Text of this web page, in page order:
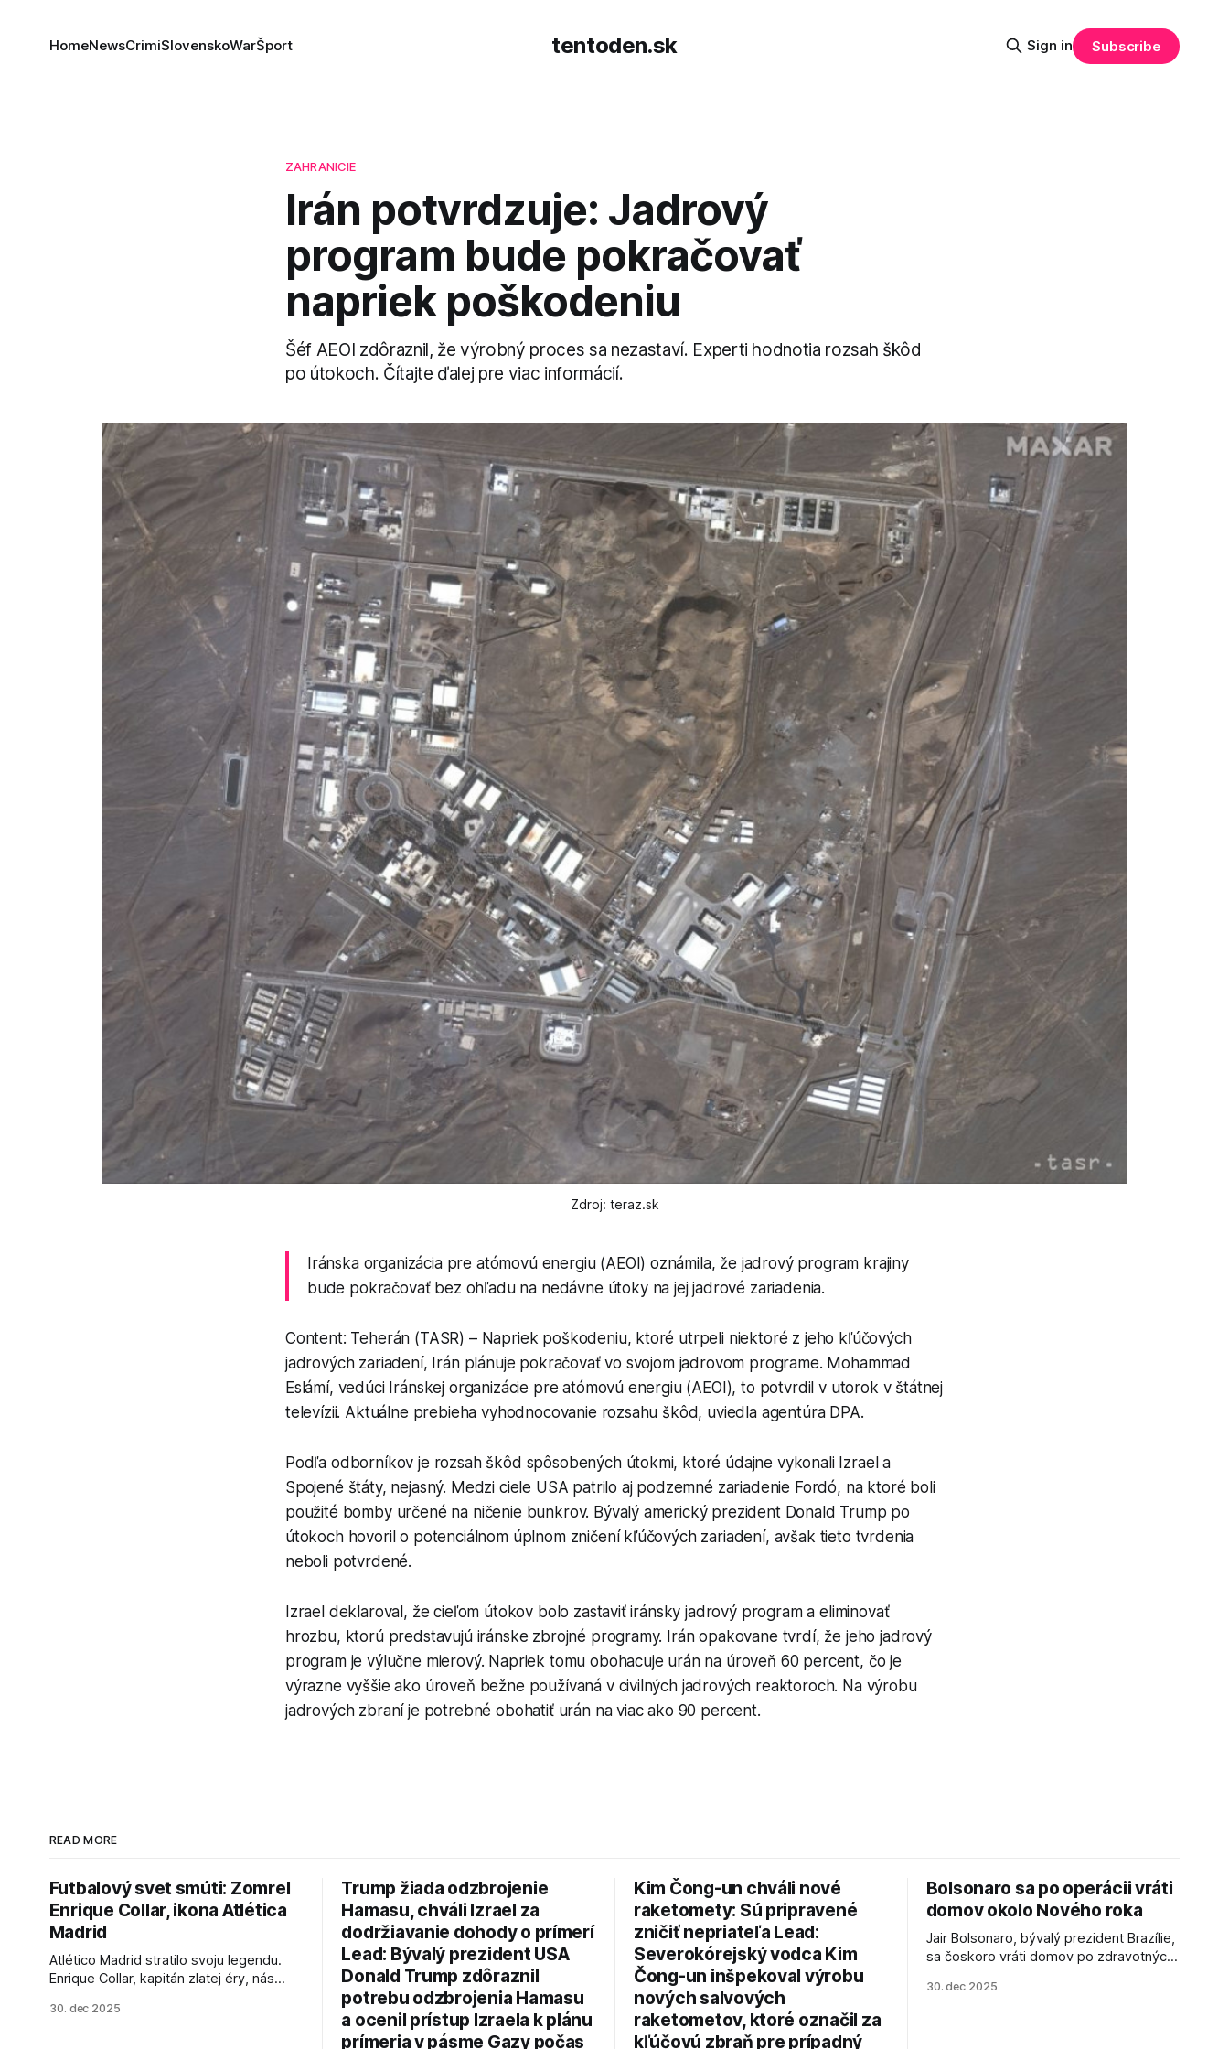
tentoden.sk
HomeNewsCrimiSlovenskoWarŠport Sign in Subscribe
ZAHRANICIE
Irán potvrdzuje: Jadrový
program bude pokračovať
napriek poškodeniu
Šéf AEOI zdôraznil, že výrobný proces sa nezastaví. Experti hodnotia rozsah škôd
po útokoch. Čítajte ďalej pre viac informácií.
Zdroj: teraz.sk
Iránska organizácia pre atómovú energiu (AEOI) oznámila, že jadrový program krajiny
bude pokračovať bez ohľadu na nedávne útoky na jej jadrové zariadenia.
Content: Teherán (TASR) – Napriek poškodeniu, ktoré utrpeli niektoré z jeho kľúčových
jadrových zariadení, Irán plánuje pokračovať vo svojom jadrovom programe. Mohammad
Eslámí, vedúci Iránskej organizácie pre atómovú energiu (AEOI), to potvrdil v utorok v štátnej
televízii. Aktuálne prebieha vyhodnocovanie rozsahu škôd, uviedla agentúra DPA.
Podľa odborníkov je rozsah škôd spôsobených útokmi, ktoré údajne vykonali Izrael a
Spojené štáty, nejasný. Medzi ciele USA patrilo aj podzemné zariadenie Fordó, na ktoré boli
použité bomby určené na ničenie bunkrov. Bývalý americký prezident Donald Trump po
útokoch hovoril o potenciálnom úplnom zničení kľúčových zariadení, avšak tieto tvrdenia
neboli potvrdené.
Izrael deklaroval, že cieľom útokov bolo zastaviť iránsky jadrový program a eliminovať
hrozbu, ktorú predstavujú iránske zbrojné programy. Irán opakovane tvrdí, že jeho jadrový
program je výlučne mierový. Napriek tomu obohacuje urán na úroveň 60 percent, čo je
výrazne vyššie ako úroveň bežne používaná v civilných jadrových reaktoroch. Na výrobu
jadrových zbraní je potrebné obohatiť urán na viac ako 90 percent.
READ MORE
Futbalový svet smúti: Zomrel
Enrique Collar, ikona Atlética
Madrid
Atlético Madrid stratilo svoju legendu.
Enrique Collar, kapitán zlatej éry, nás
jeho úspechy a odkaz.
30. dec 2025
Trump žiada odzbrojenie
Hamasu, chváli Izrael za
dodržiavanie dohody o prímerí
Lead: Bývalý prezident USA
Donald Trump zdôraznil
potrebu odzbrojenia Hamasu
a ocenil prístup Izraela k plánu
prímeria v pásme Gazy počas
Kim Čong-un chváli nové
raketomety: Sú pripravené
zničiť nepriateľa Lead:
Severokórejský vodca Kim
Čong-un inšpekoval výrobu
nových salvových
raketometov, ktoré označil za
kľúčovú zbraň pre prípadný
Bolsonaro sa po operácii vráti
domov okolo Nového roka
Jair Bolsonaro, bývalý prezident Brazílie,
sa čoskoro vráti domov po zdravotných
30. dec 2025